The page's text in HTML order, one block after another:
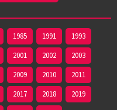
1985 1991
1993
2001 2002
2003
2009 2010
2011
2017 2018
2019